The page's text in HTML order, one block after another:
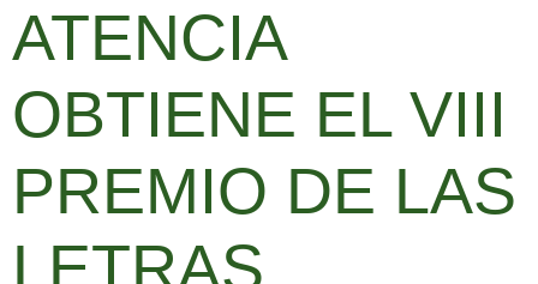
ATENCIA
OBTIENE EL VIII
PREMIO DE LAS
LETRAS